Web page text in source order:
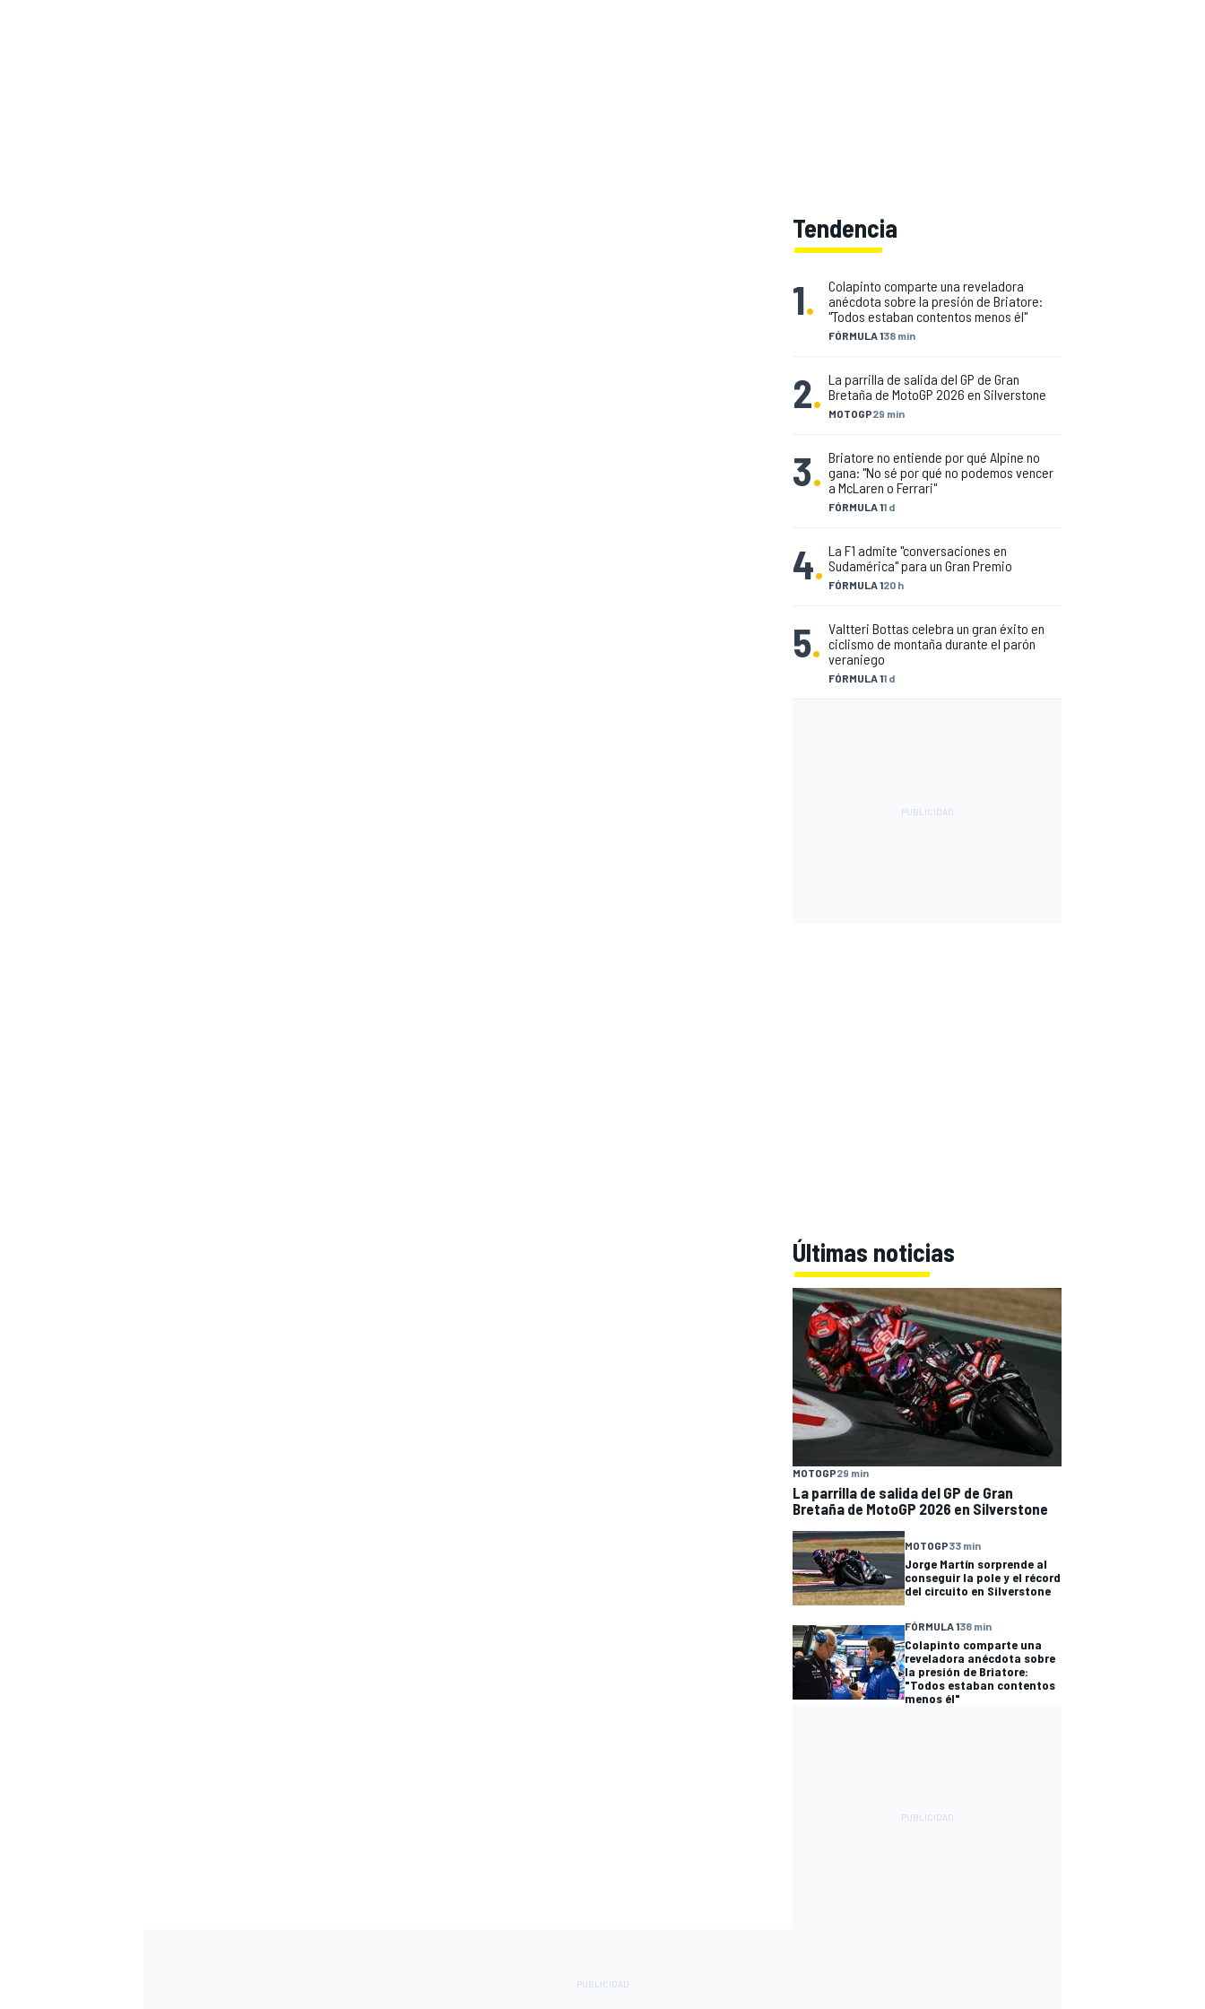
Tendencia
1.
FÓRMULA 138 min
Colapinto comparte una reveladora
anécdota sobre la presión de Briatore:
"Todos estaban contentos menos él"
2. MOTOGP29 min
La parrilla de salida del GP de Gran
Bretaña de MotoGP 2026 en Silverstone
3.
FÓRMULA 11 d
Briatore no entiende por qué Alpine no
gana: "No sé por qué no podemos vencer
a McLaren o Ferrari"
4. FÓRMULA 120 h
La F1 admite "conversaciones en
Sudamérica" para un Gran Premio
5.
FÓRMULA 11 d
Valtteri Bottas celebra un gran éxito en
ciclismo de montaña durante el parón
veraniego
Últimas noticias
MOTOGP29 min
La parrilla de salida del GP de Gran
Bretaña de MotoGP 2026 en Silverstone
MOTOGP33 min
Jorge Martín sorprende al
conseguir la pole y el récord
del circuito en Silverstone
FÓRMULA 138 min
Colapinto comparte una
reveladora anécdota sobre
la presión de Briatore:
"Todos estaban contentos
menos él"